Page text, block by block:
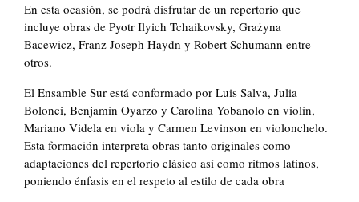
En esta ocasión, se podrá disfrutar de un repertorio que
incluye obras de Pyotr Ilyich Tchaikovsky, Grażyna
Bacewicz, Franz Joseph Haydn y Robert Schumann entre
otros.
El Ensamble Sur está conformado por Luis Salva, Julia
Bolonci, Benjamín Oyarzo y Carolina Yobanolo en violín,
Mariano Videla en viola y Carmen Levinson en violonchelo.
Esta formación interpreta obras tanto originales como
adaptaciones del repertorio clásico así como ritmos latinos,
poniendo énfasis en el respeto al estilo de cada obra